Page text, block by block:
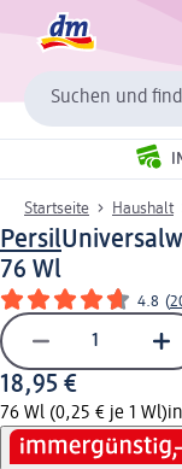
Suchen und
Startseite Haushalt
Persil
76 Wl
4.8 (
18,95 €
76 Wl (0,25 € je 1 Wl)